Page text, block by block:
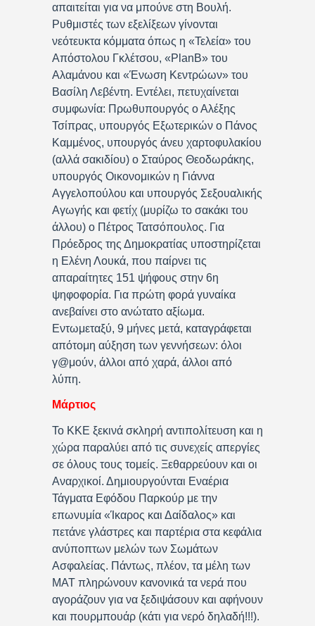
απαιτείται για να μπούνε στη Βουλή.
Ρυθμιστές των εξελίξεων γίνονται
νεότευκτα κόμματα όπως η «Τελεία» του
Απόστολου Γκλέτσου, «PlanB» του
Αλαμάνου και «Ένωση Κεντρώων» του
Βασίλη Λεβέντη. Εντέλει, πετυχαίνεται
συμφωνία: Πρωθυπουργός ο Αλέξης
Τσίπρας, υπουργός Εξωτερικών ο Πάνος
Καμμένος, υπουργός άνευ χαρτοφυλακίου
(αλλά σακιδίου) ο Σταύρος Θεοδωράκης,
υπουργός Οικονομικών η Γιάννα
Αγγελοπούλου και υπουργός Σεξουαλικής
Αγωγής και φετίχ (μυρίζω το σακάκι του
άλλου) ο Πέτρος Τατσόπουλος. Για
Πρόεδρος της Δημοκρατίας υποστηρίζεται
η Ελένη Λουκά, που παίρνει τις
απαραίτητες 151 ψήφους στην 6η
ψηφοφορία. Για πρώτη φορά γυναίκα
ανεβαίνει στο ανώτατο αξίωμα.
Εντωμεταξύ, 9 μήνες μετά, καταγράφεται
απότομη αύξηση των γεννήσεων: όλοι
γ@μούν, άλλοι από χαρά, άλλοι από
λύπη.
Μάρτιος
Το ΚΚΕ ξεκινά σκληρή αντιπολίτευση και η
χώρα παραλύει από τις συνεχείς απεργίες
σε όλους τους τομείς. Ξεθαρρεύουν και οι
Αναρχικοί. Δημιουργούνται Εναέρια
Τάγματα Εφόδου Παρκούρ με την
επωνυμία «Ίκαρος και Δαίδαλος» και
πετάνε γλάστρες και παρτέρια στα κεφάλια
ανύποπτων μελών των Σωμάτων
Ασφαλείας. Πάντως, πλέον, τα μέλη των
ΜΑΤ πληρώνουν κανονικά τα νερά που
αγοράζουν για να ξεδιψάσουν και αφήνουν
και πουρμπουάρ (κάτι για νερό δηλαδή!!!).